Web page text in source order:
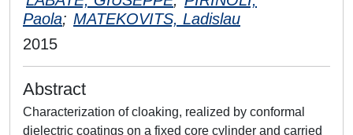
Paola; MATEKOVITS, Ladislau
2015
Abstract
Characterization of cloaking, realized by conformal
dielectric coatings on a fixed core cylinder and carried